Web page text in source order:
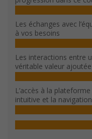
Les échanges avec
à vos besoins
Les interactions entre
véritable valeur ajoutée
L’accès à la
intuitive et la